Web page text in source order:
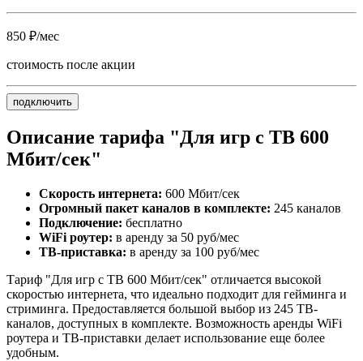
850 ₽/мес
стоимость после акции
подключить
Описание тарифа "Для игр с ТВ 600
Мбит/сек"
Скорость интернета: 600 Мбит/сек
Огромный пакет каналов в комплекте: 245 каналов
Подключение: бесплатно
WiFi роутер: в аренду за 50 руб/мес
ТВ-приставка: в аренду за 100 руб/мес
Тариф "Для игр с ТВ 600 Мбит/сек" отличается высокой
скоростью интернета, что идеально подходит для гейминга и
стриминга. Предоставляется большой выбор из 245 ТВ-
каналов, доступных в комплекте. Возможность аренды WiFi
роутера и ТВ-приставки делает использование еще более
удобным.